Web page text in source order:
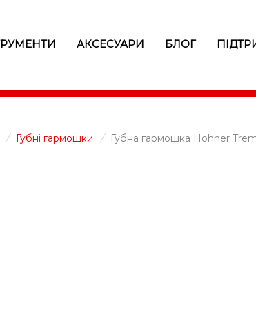
АКСЕСУАРИ БЛОГ
/ Губні гармошки / Губна гармошка Hohner